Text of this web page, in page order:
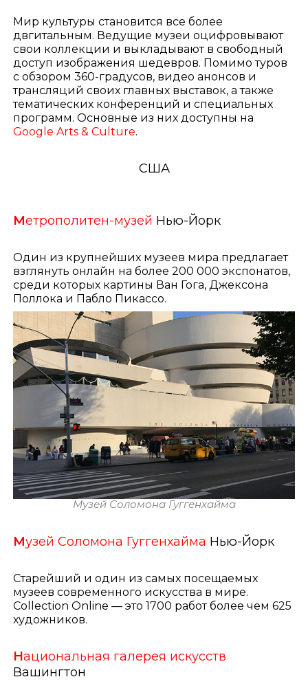
Мир культуры становится все более
двгитальным. Ведущие музеи оцифровывают
свои коллекции и выкладывают в свободный
доступ изображения шедевров. Помимо туров
с обзором 360-градусов, видео анонсов и
трансляций своих главных выставок, а также
тематических конференций и специальных
программ. Основные из них доступны на
Google Arts & Culture.
США
Метрополитен-музей Нью-Йорк
Один из крупнейших музеев мира предлагает
взглянуть онлайн на более 200 000 экспонатов,
среди которых картины Ван Гога, Джексона
Поллока и Пабло Пикассо.
Музей Соломона Гуггенхайма
Музей Соломона Гуггенхайма Нью-Йорк
Старейший и один из самых посещаемых
музеев современного искусства в мире.
Collection Online — это 1700 работ более чем 625
художников.
Национальная галерея искусств
Вашингтон